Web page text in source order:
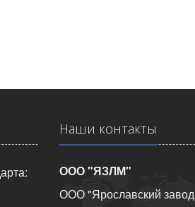
Наши контакты
ООО "ЯЗЛМ"
ООО "Ярославский завод